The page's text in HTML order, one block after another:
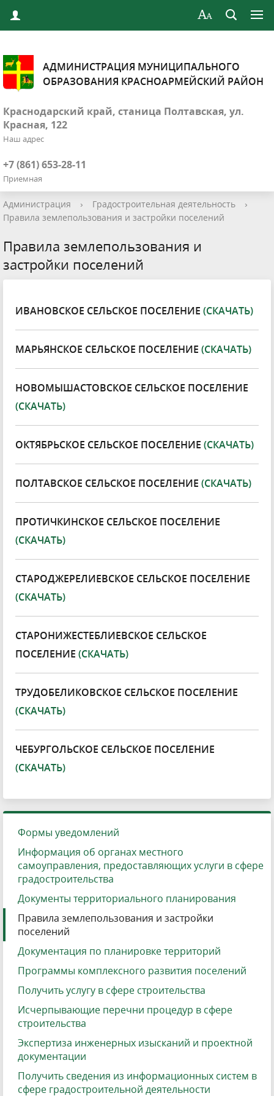
АДМИНИСТРАЦИЯ МУНИЦИПАЛЬНОГО
ОБРАЗОВАНИЯ КРАСНОАРМЕЙСКИЙ РАЙОН
Краснодарский край, станица Полтавская, ул.
Красная, 122
Наш адрес
+7 (861) 653-28-11
Приемная
Администрация › Градостроительная деятельность
›
Правила землепользования и застройки поселений
Правила землепользования и
застройки поселений
ИВАНОВСКОЕ СЕЛЬСКОЕ ПОСЕЛЕНИЕ (СКАЧАТЬ)
МАРЬЯНСКОЕ СЕЛЬСКОЕ ПОСЕЛЕНИЕ (СКАЧАТЬ)
НОВОМЫШАСТОВСКОЕ СЕЛЬСКОЕ ПОСЕЛЕНИЕ
(СКАЧАТЬ)
ОКТЯБРЬСКОЕ СЕЛЬСКОЕ ПОСЕЛЕНИЕ (СКАЧАТЬ)
ПОЛТАВСКОЕ СЕЛЬСКОЕ ПОСЕЛЕНИЕ (СКАЧАТЬ)
ПРОТИЧКИНСКОЕ СЕЛЬСКОЕ ПОСЕЛЕНИЕ
(СКАЧАТЬ)
СТАРОДЖЕРЕЛИЕВСКОЕ СЕЛЬСКОЕ ПОСЕЛЕНИЕ
(СКАЧАТЬ)
СТАРОНИЖЕСТЕБЛИЕВСКОЕ СЕЛЬСКОЕ
ПОСЕЛЕНИЕ (СКАЧАТЬ)
ТРУДОБЕЛИКОВСКОЕ СЕЛЬСКОЕ ПОСЕЛЕНИЕ
(СКАЧАТЬ)
ЧЕБУРГОЛЬСКОЕ СЕЛЬСКОЕ ПОСЕЛЕНИЕ
(СКАЧАТЬ)
Формы уведомлений
Информация об органах местного
самоуправления, предоставляющих услуги в сфере
градостроительства
Документы территориального планирования
Правила землепользования и застройки
поселений
Документация по планировке территорий
Программы комплексного развития поселений
Получить услугу в сфере строительства
Исчерпывающие перечни процедур в сфере
строительства
Экспертиза инженерных изысканий и проектной
документации
Получить сведения из информационных систем в
сфере градостроительной деятельности